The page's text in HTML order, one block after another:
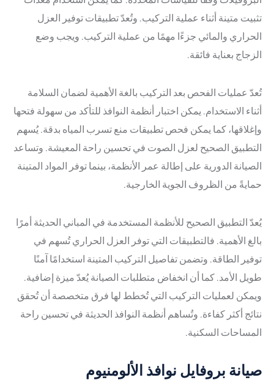
تثبيت متينة أثناء عملية التركيب. وتُعدّ تطبيقات توفير العزل
الحراري والمائي جزءًا مهمًا من عملية التركيب. ويجب وضع
الزجاج بعناية فائقة.
تُعدّ عمليات الفحص بعد التركيب بالغة الأهمية لضمان السلامة
أثناء الاستخدام. يمكن اختبار أنظمة النوافذ للتأكد من سهولة فتحها
وإغلاقها، كما يمكن فحص تطبيقات منع تسرب المياه بدقة. يُسهم
التطبيق الصحيح لعزل الصوت في تحسين راحة المعيشة. وتساعد
الصيانة الدورية على إطالة عمر الأنظمة، بينما توفر المواد المتينة
حمايةً من الظروف الجوية الخارجية.
يُعدّ التطبيق الصحيح للأنظمة المستخدمة في المباني الحديثة أمرًا
بالغ الأهمية. فالتطبيقات التي توفر العزل الحراري تُسهم في
توفير الطاقة. وتضمن تفاصيل التركيب المتينة استخدامًا آمنًا
طويل الأمد. كما أن انخفاض متطلبات الصيانة يُعدّ ميزة إضافية.
ويمكن لعمليات التركيب التي تُخطط لها فرق متخصصة أن تُحقق
نتائج أكثر كفاءة. وتُساهم أنظمة النوافذ الحديثة في تحسين راحة
المساحات السكنية.
صيانة بروفايل نوافذ الألومنيوم